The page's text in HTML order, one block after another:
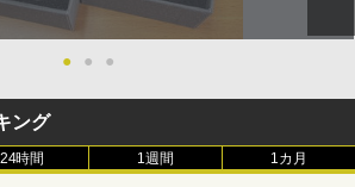
● ● ●
ング
24時間 1週間 1カ月